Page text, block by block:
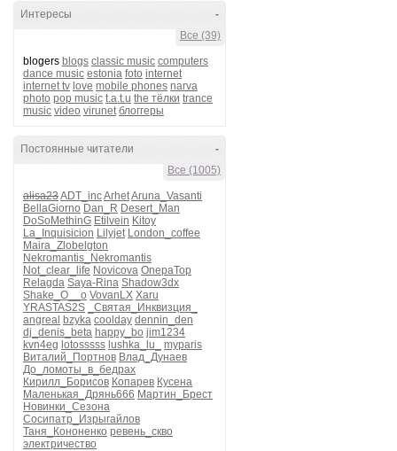
-
Интересы
Все (39)
blogers blogs classic music computers
dance music estonia foto internet
internet tv love mobile phones narva
photo pop music t.a.t.u the тёлки trance
music video virunet блоггеры
-
Постоянные читатели
Все (1005)
alisa23ADT_incArhetAruna_Vasanti
BellaGiorno Dan_R Desert_Man
DoSoMethinG Etilvein Kitoy
La_Inquisicion Lilyjet London_coffee
Maira_Zlobelgton
Nekromantis_Nekromantis
Not_clear_life Novicova OnepaTop
Relagda Saya-Rina Shadow3dx
Shake_O__o VovanLX Xaru
YRASTAS2S
_Святая_Инквизция_
angreal bzyka coolday dennin_den
dj_denis_beta happy_bo jim1234
kvn4eg lotosssss lushka_lu_
myparis
Виталий_Портнов Влад_Дунаев
До_ломоты_в_бедрах
Кирилл_Борисов Копарев Кусена
Маленькая_Дрянь666 Мартин_Брест
Новинки_Сезона
Сосипатр_Изрыгайлов
Таня_Кононенко ревень_скво
электричество